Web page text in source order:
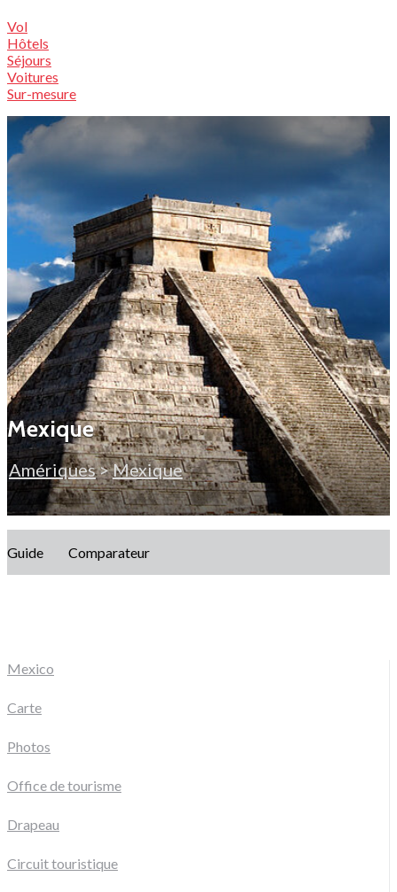
Vol
Hôtels
Séjours
Voitures
Sur-mesure
Mexique
Amériques>Mexique
Guide Comparateur
Mexico
Carte
Photos
Office de tourisme
Drapeau
Circuit touristique